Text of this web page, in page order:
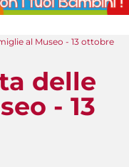
al Museo - 13 ottobre
delle
- 13